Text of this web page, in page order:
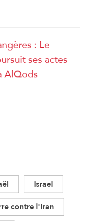
: Le
ses actes
AlQods
Israel
contre l'Iran